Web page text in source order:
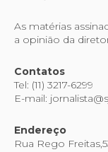
As matérias
a opinião da
Contatos
Tel: (11) 3217-6299
E-mail:
Endereço
Rua Rego